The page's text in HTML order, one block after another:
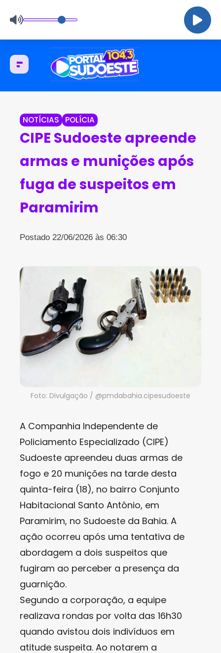
NOTÍCIAS POLÍCIA
CIPE Sudoeste apreende
armas e munições após
fuga de suspeitos em
Paramirim
Postado 22/06/2026 às 06:30
Foto: Divulgação / @pmdabahia.cipesudoeste
A Companhia Independente de
Policiamento Especializado (CIPE)
Sudoeste apreendeu duas armas de
fogo e 20 munições na tarde desta
quinta-feira (18), no bairro Conjunto
Habitacional Santo Antônio, em
Paramirim, no Sudoeste da Bahia. A
ação ocorreu após uma tentativa de
abordagem a dois suspeitos que
fugiram ao perceber a presença da
guarnição.
Segundo a corporação, a equipe
realizava rondas por volta das 16h30
quando avistou dois indivíduos em
atitude suspeita. Ao notarem a